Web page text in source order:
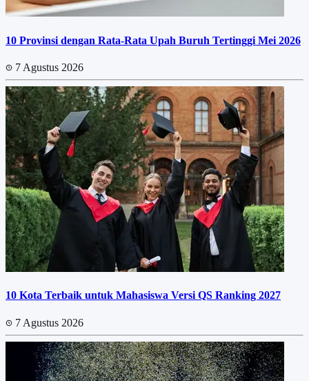
10 Provinsi dengan Rata-Rata Upah Buruh Tertinggi Mei 2026
7 Agustus 2026
10 Kota Terbaik untuk Mahasiswa Versi QS Ranking 2027
7 Agustus 2026